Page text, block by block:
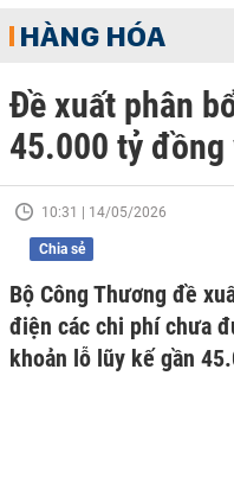
HÀNG HÓA
Đề xuất phân
45.000 tỷ
10:31 | 14/05/2026
Chia sẻ
Bộ Công Thương đề
điện các chi phí chưa
khoản lỗ lũy kế gần